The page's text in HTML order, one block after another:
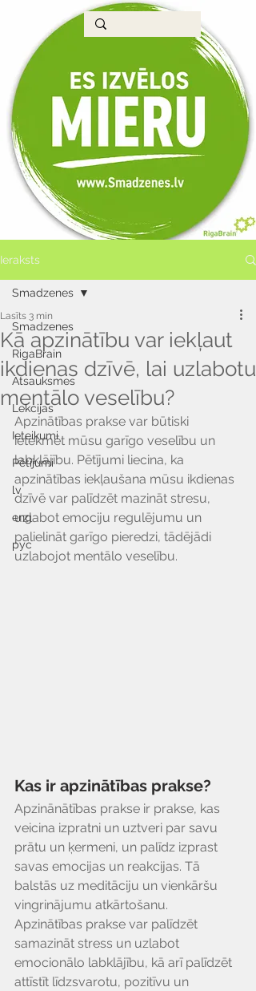
Ieraksts
Smadzenes
RigaBrain
Atsauksmes
Lekcijas
Ieteikumi
Pētījumi
lv
eng
рус
Smadzenes
Kā apzinātību var iekļaut
ikdienas dzīvē, lai uzlabotu
mentālo veselību?
Lasīts 3 min
Apzinātības prakse var būtiski
ietekmēt mūsu garīgo veselību un
labklājību. Pētījumi liecina, ka
apzinātības iekļaušana mūsu ikdienas
dzīvē var palīdzēt mazināt stresu,
uzlabot emociju regulējumu un
palielināt garīgo pieredzi, tādējādi
uzlabojot mentālo veselību.
Kas ir apzinātības prakse?
Apzinānātības prakse ir prakse, kas
veicina izpratni un uztveri par savu
prātu un ķermeni, un palīdz izprast
savas emocijas un reakcijas. Tā
balstās uz meditāciju un vienkāršu
vingrinājumu atkārtošanu.
Apzinātības prakse var palīdzēt
samazināt stress un uzlabot
emocionālo labklājību, kā arī palīdzēt
attīstīt līdzsvarotu, pozitīvu un